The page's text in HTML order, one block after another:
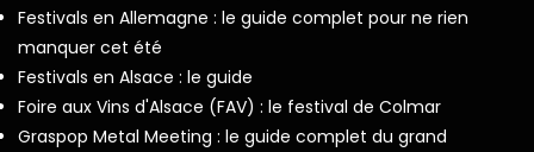
Festivals en Allemagne : le guide complet pour ne rien
manquer cet été
Festivals en Alsace : le guide
Foire aux Vins d'Alsace (FAV) : le festival de Colmar
Graspop Metal Meeting : le guide complet du grand